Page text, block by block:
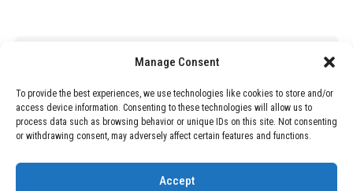
Manage Consent
To provide the best experiences, we use technologies like cookies to store and/or
access device information. Consenting to these technologies will allow us to
process data such as browsing behavior or unique IDs on this site. Not consenting
or withdrawing consent, may adversely affect certain features and functions.
Accept